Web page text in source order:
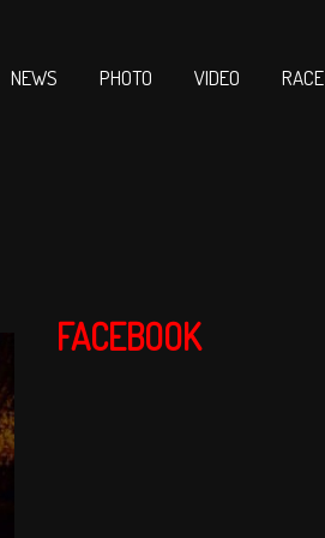
NEWS PHOTO VIDEO RACE
FACEBOOK